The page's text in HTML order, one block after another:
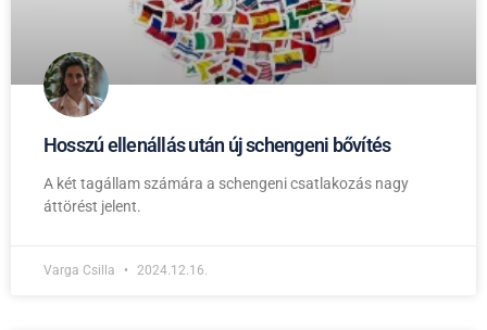
Hosszú ellenállás után új schengeni bővítés
A két tagállam számára a schengeni csatlakozás nagy
áttörést jelent.
Varga Csilla 2024.12.16.